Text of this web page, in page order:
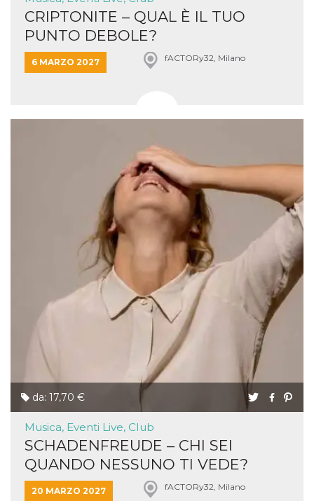
CRIPTONITE – QUAL È IL TUO
PUNTO DEBOLE?
6 MARZO 2027 fACTORy32, Milano
da: 17,70 €
Musica, Eventi Live, Club
SCHADENFREUDE – CHI SEI
QUANDO NESSUNO TI VEDE?
20 MARZO 2027 fACTORy32, Milano